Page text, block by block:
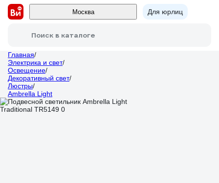
Москва Для юрлиц
Поиск в каталоге
Главная/
Электрика и свет/
Освещение/
Декоративный свет/
Люстры/
Ambrella Light